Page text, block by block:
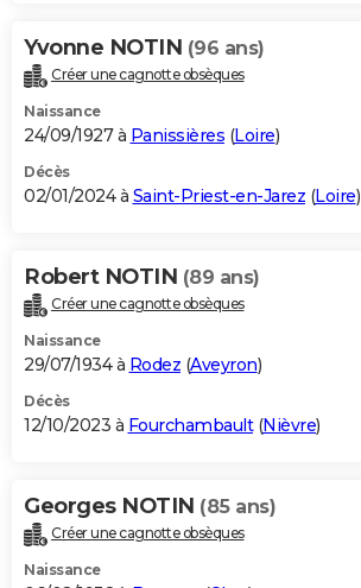
Yvonne NOTIN (96 ans)
Créer une cagnotte obsèques
Naissance
24/09/1927 à Panissières (Loire)
Décès
02/01/2024 à Saint-Priest-en-Jarez (Loire)
Robert NOTIN (89 ans)
Créer une cagnotte obsèques
Naissance
29/07/1934 à Rodez (Aveyron)
Décès
12/10/2023 à Fourchambault(Nièvre)
Georges NOTIN (85 ans)
Créer une cagnotte obsèques
Naissance